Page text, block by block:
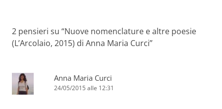
2 pensieri su “Nuove nomenclature e altre poesie
(L’Arcolaio, 2015) di Anna Maria Curci”
Anna Maria Curci
24/05/2015 alle 12:31